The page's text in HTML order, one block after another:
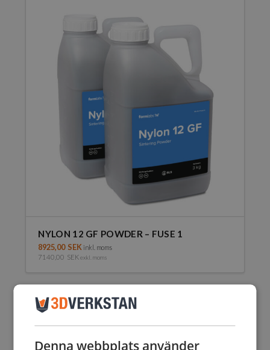
NYLON 12 GF POWDER – FUSE 1
8925,00 SEK inkl. moms
7140,00 SEK exkl. moms
Denna webbplats använder